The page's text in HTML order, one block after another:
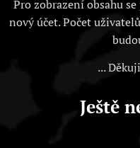
Pro zobrazení obsahu
nový účet. Počet
...
Ještě